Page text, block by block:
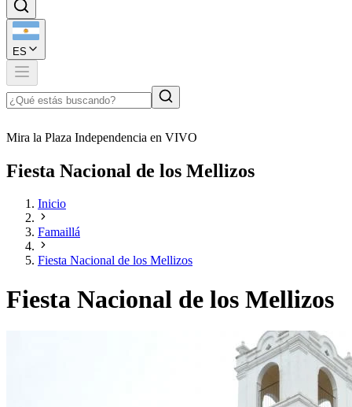
ES
Mira la Plaza Independencia en VIVO
Fiesta Nacional de los Mellizos
Inicio
Famaillá
Fiesta Nacional de los Mellizos
Fiesta Nacional de los Mellizos